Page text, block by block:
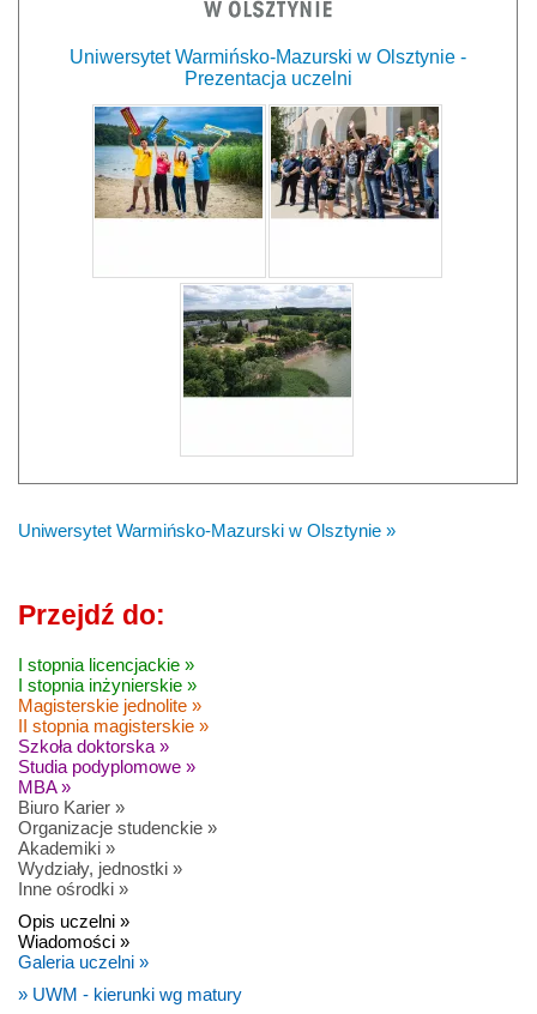
Uniwersytet Warmińsko-Mazurski w Olsztynie -
Prezentacja uczelni
Uniwersytet Warmińsko-Mazurski w Olsztynie »
Przejdź do:
I stopnia licencjackie »
I stopnia inżynierskie »
Magisterskie jednolite »
II stopnia magisterskie »
Szkoła doktorska »
Studia podyplomowe »
MBA »
Biuro Karier »
Organizacje studenckie »
Akademiki »
Wydziały, jednostki »
Inne ośrodki »
Opis uczelni »
Wiadomości »
Galeria uczelni »
» UWM - kierunki wg matury